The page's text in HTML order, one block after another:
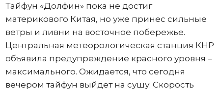
Тайфун «Долфин» пока не достиг
материкового Китая, но уже принес сильные
ветры и ливни на восточное побережье.
Центральная метеорологическая станция КНР
объявила предупреждение красного уровня –
максимального. Ожидается, что сегодня
вечером тайфун выйдет на сушу. Скорость